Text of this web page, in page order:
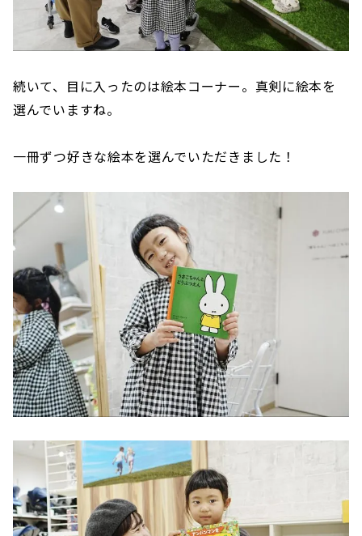
続いて、目に入ったのは絵本コーナー。真剣に絵本を
選んでいますね。
一冊ずつ好きな絵本を選んでいただきました！